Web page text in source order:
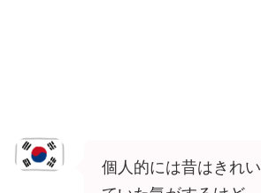
個人的には昔はきれ